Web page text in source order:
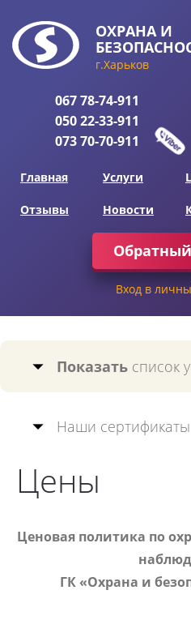
ОХРАНАИ
г.Харьков
06778-74-911
05022-33-911
07370-70-911
Главная Услуги
Отзывы Новости
Вход в
Показать список
Наши сертификаты
Цены
Ценовая политика по
ГК «Охрана и